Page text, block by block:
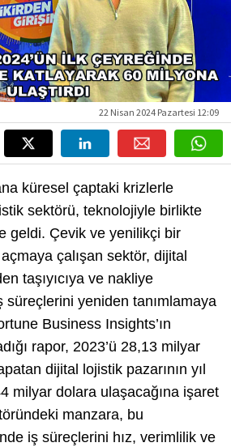
22 Nisan 2024 Pazartesi 12:09
küresel çaptaki krizlerle
sektörü, teknolojiyle birlikte
geldi. Çevik ve yenilikçi bir
çalışan sektör, dijital
taşıyıcıya ve nakliye
süreçlerini yeniden tanımlamaya
Business Insights’ın
rapor, 2023’ü 28,13 milyar
dijital lojistik pazarının yıl
milyar dolara ulaşacağına işaret
manzara, bu
iş süreçlerini hız, verimlilik ve